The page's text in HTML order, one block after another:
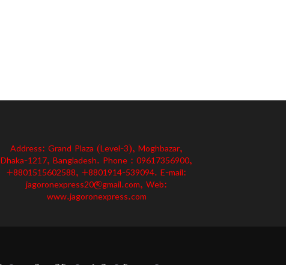
Address: Grand Plaza (Level-3), Moghbazar,
Dhaka-1217, Bangladesh. Phone : 09617356900,
+8801515602588, +8801914-539094. E-mail:
jagoronexpress20@gmail.com, Web:
www.jagoronexpress.com